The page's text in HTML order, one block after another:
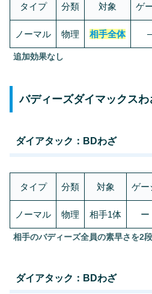
タイプ 分類 対象 ゲ
ノーマル 物理 相手全体 –
追加効果なし
バディーズダイマックスわ
ダイアタック：BDわざ
タイプ 分類 対象 ゲー
ノーマル 物理 相手1体 ー
相手のバディーズ全員の素早さを2
ダイアタック：BDわざ